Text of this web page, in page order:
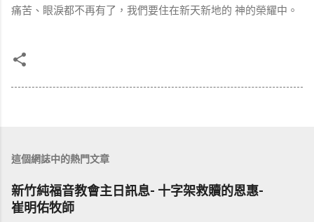
痛苦、眼淚都不再有了，我們要住在新天新地的 神的榮耀中。
這個網誌中的熱門文章
新竹純福音教會主日訊息- 十字架救贖的恩惠-
崔明佑牧師